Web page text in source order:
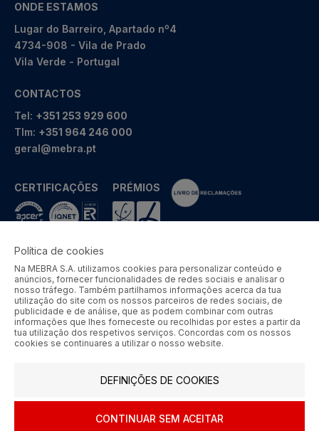
ONDE ESTAMOS
Lugar do Barreiro, Apartado nº4
4734-908 - Vila de Prado
Vila Verde - Portugal
CONTACTOS
Tel: +351 253 929 600
Tlm: +351 964 246 000
geral@mebra.pt
CERTIFICAÇÕES PRÉMIOS
MEBRA - Comércio por Grosso de Metais e Acessórios de Braga
S.A. © 2026 Todos os direitos reservados.
Aos preços apresentados acresce IVA à taxa em vigor.
SIGA-NOS
Política de cookies
Na MEBRA S.A. utilizamos cookies para personalizar conteúdo e
anúncios, fornecer funcionalidades de redes sociais e analisar o
nosso tráfego. Também partilhamos informações acerca da tua
utilização do site com os nossos parceiros de redes sociais, de
publicidade e de análise, que as podem combinar com outras
informações que lhes forneceste ou recolhidas por estes a partir da
tua utilização dos respetivos serviços. Concordas com os nossos
cookies se continuares a utilizar o nosso website.
DEFINIÇÕES DE COOKIES
CONTINUAR SEM ACEITAR